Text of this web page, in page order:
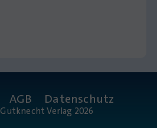
AGB Datenschutz
Verlag 2026